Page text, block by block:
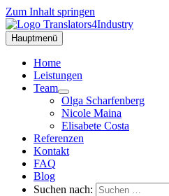
Zum Inhalt springen
Hauptmenü
Home
Leistungen
Team
Olga Scharfenberg
Nicole Maina
Elisabete Costa
Referenzen
Kontakt
FAQ
Blog
Suchen nach: